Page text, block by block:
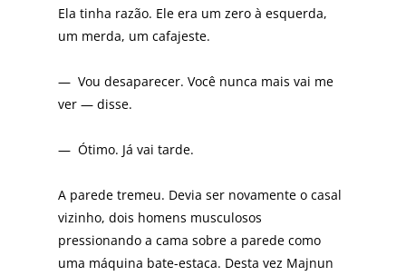
Ela tinha razão. Ele era um zero à esquerda,
um merda, um cafajeste.
— Vou desaparecer. Você nunca mais vai me
ver — disse.
— Ótimo. Já vai tarde.
A parede tremeu. Devia ser novamente o casal
vizinho, dois homens musculosos
pressionando a cama sobre a parede como
uma máquina bate-estaca. Desta vez Majnun